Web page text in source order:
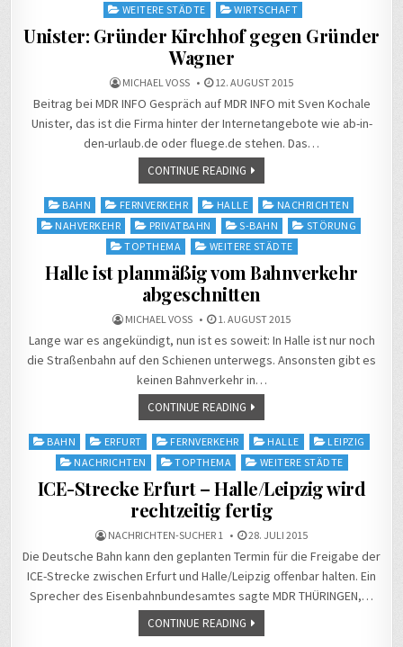
WEITERE STÄDTE
WIRTSCHAFT
Unister: Gründer Kirchhof gegen Gründer
Wagner
MICHAEL VOSS 12. AUGUST 2015
Beitrag bei MDR INFO Gespräch auf MDR INFO mit Sven Kochale
Unister, das ist die Firma hinter der Internetangebote wie ab-in-
den-urlaub.de oder fluege.de stehen. Das…
CONTINUE READING
Posted
in
BAHN FERNVERKEHR HALLE
NACHRICHTEN
NAHVERKEHR
PRIVATBAHN S-BAHN
STÖRUNG
TOPTHEMA
WEITERE STÄDTE
Halle ist planmäßig vom Bahnverkehr
abgeschnitten
MICHAEL VOSS 1. AUGUST 2015
Lange war es angekündigt, nun ist es soweit: In Halle ist nur noch
die Straßenbahn auf den Schienen unterwegs. Ansonsten gibt es
keinen Bahnverkehr in…
CONTINUE READING
Posted
BAHN ERFURT FERNVERKEHR HALLE
LEIPZIG
NACHRICHTEN
TOPTHEMA WEITERE STÄDTE
ICE-Strecke Erfurt – Halle/Leipzig wird
rechtzeitig fertig
NACHRICHTEN-SUCHER 1 28. JULI 2015
Die Deutsche Bahn kann den geplanten Termin für die Freigabe der
ICE-Strecke zwischen Erfurt und Halle/Leipzig offenbar halten. Ein
Sprecher des Eisenbahnbundesamtes sagte MDR THÜRINGEN,…
CONTINUE READING